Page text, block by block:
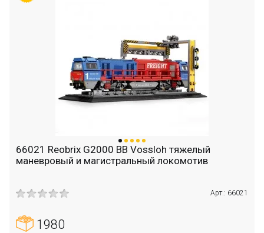
66021 Reobrix G2000 BB Vossloh тяжелый
маневровый и магистральный локомотив
Арт.: 66021
1980